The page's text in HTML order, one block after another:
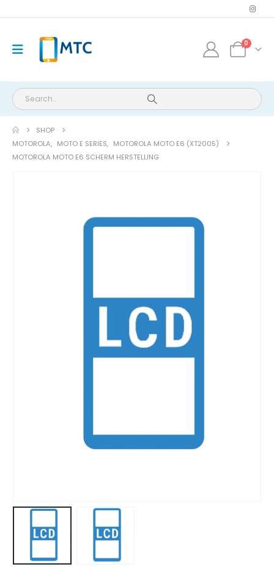
0
SHOP
MOTOROLA, MOTO E SERIES, MOTOROLA MOTO E6 (XT2005)
MOTOROLA MOTO E6 SCHERM HERSTELLING